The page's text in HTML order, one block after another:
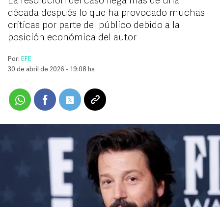
década después lo que ha provocado muchas
criticas por parte del público debido a la
posición económica del autor
Por: EFE
30 de abril de 2026 - 19:08 hs